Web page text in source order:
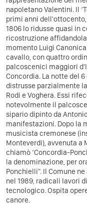
napoletano Valentini. Il
primi anni
1806 lo ridusse quasi in
ricostruzione
momento Luigi
cavallo, con quattro
palcoscenici maggiori
Concordia. La notte del
distrusse parzialmente
Rodi e Voghera. Essi
notevolmente il
sipario dipinto da
manifestazioni. Dopo la
musicista cremonese
Monteverdi), avvenuta a
chiamò ‘Concordia-
la denominazione, per
Ponchielli". Il Comune
nel 1989, radicali lavori
tecnologico. Ospita
canore.